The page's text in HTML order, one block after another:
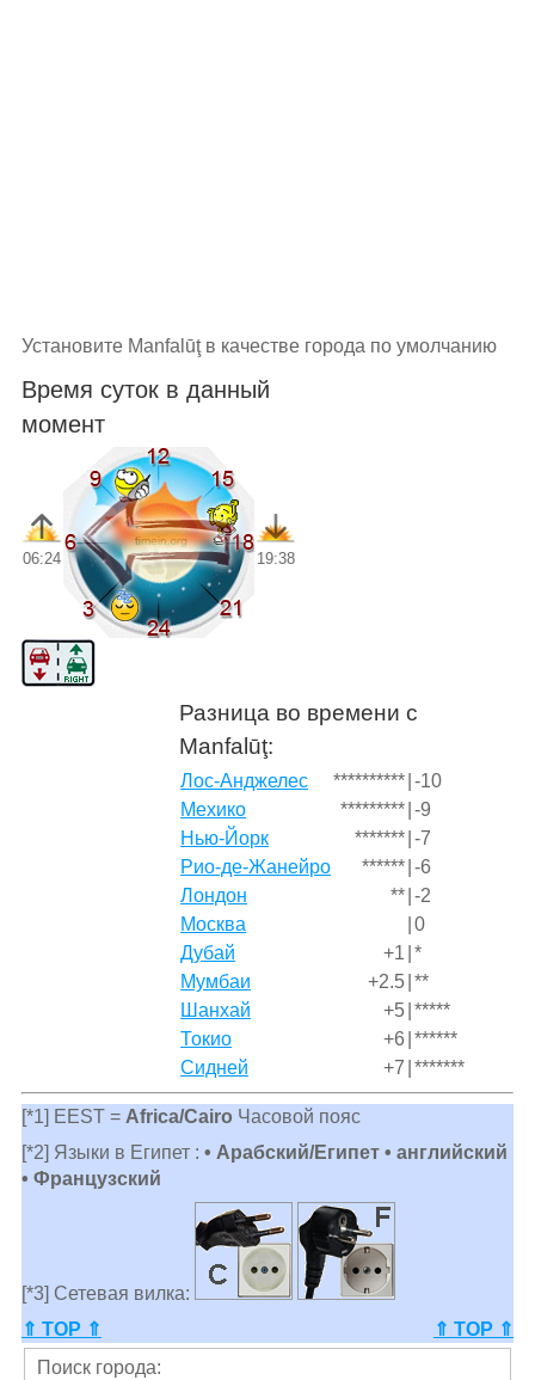
Установите Manfalūţ в качестве города по умолчанию
Время суток в данный
момент
06:24 19:38
Разница во времени с
Manfalūţ:
Лос-Анджелес ********** -10
Мехико
********* -9
Нью-Йорк
******* -7
Рио-де-Жанейро
****** -6
Лондон
** -2
Москва
0
Дубай
+1 *
Мумбаи
+2.5 **
Шанхай
+5 *****
Токио
+6 ******
Сидней
+7 *******
[*1] EEST = Africa/Cairo Часовой пояс
[*2] Языки в Египет : • Арабский/Египет • английский
• Французский
[*3] Сетевая вилка:
⇑ TOP ⇑
⇑ TOP ⇑
Поиск города: